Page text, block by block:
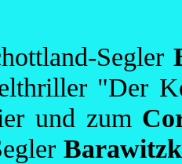
Segler
"Der
und zum